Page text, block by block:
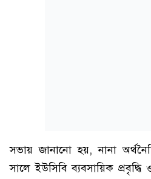
সভায় জানানো হয়, নানা
সালে ইউসিবি ব্যবসায়িক